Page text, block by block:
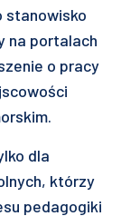
stanowisko
na portalach
o pracy
dla
którzy
pedagogiki